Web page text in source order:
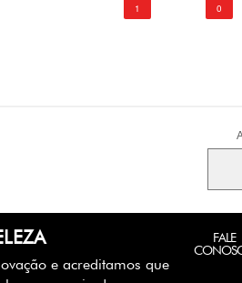
1 0
e acreditamos que
FALE